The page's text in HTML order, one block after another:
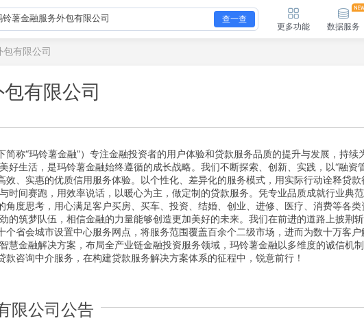
查一查
更多功能 数据服务
有限公司
有限公司
称“玛铃薯金融”）专注金融投资者的用户体验和贷款服务品质的提升与发展，持续
好生活，是玛铃薯金融始终遵循的成长战略。我们不断探索、创新、实践，以“融资
、实惠的优质信用服务体验。以个性化、差异化的服务模式，用实际行动诠释贷款
时间赛跑，用效率说话，以暖心为主，做定制的贷款服务。凭专业品质成就行业典
度思考，用心满足客户买房、买车、投资、结婚、创业、进修、医疗、消费等各类
的筑梦队伍，相信金融的力量能够创造更加美好的未来。我们在前进的道路上披荆
个省会城市设置中心服务网点，将服务范围覆盖百余个二级市场，进而为数十万客户
慧金融解决方案，布局全产业链金融投资服务领域，玛铃薯金融以多维度的诚信机
咨询中介服务，在构建贷款服务解决方案体系的征程中，锐意前行！
限公司公告